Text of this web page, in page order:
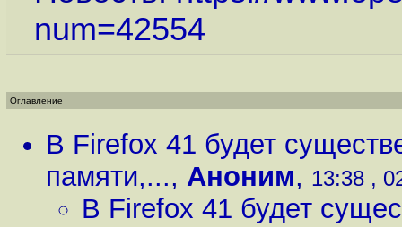
num=42554
Оглавление
В Firefox 41 будет
памяти,..., Аноним, 13:38 ,
В Firefox 41 будет